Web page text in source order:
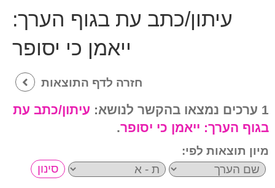
עיתון/כתב עת בגוף הערך:
ייאמן כי יסופר
חזרה לדף התוצאות
1 ערכים נמצאו בהקשר לנושא:
עיתון/כתב עת
בגוף הערך: ייאמן כי יסופר.
מיון תוצאות לפי: